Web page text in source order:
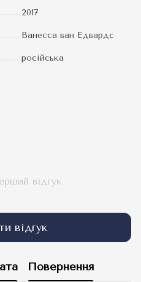
2017
Ванесса ван Едвардс
російська
відгук
відгук
Повернення